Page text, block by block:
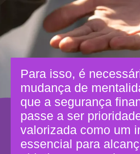
Para isso, é
mudança de
que a segurança
passe a ser
valorizada como um
essencial para